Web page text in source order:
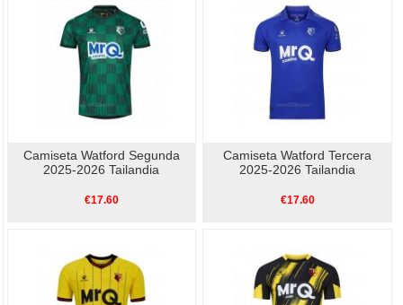
Camiseta Watford Segunda
2025-2026 Tailandia
€17.60
Camiseta Watford Tercera
2025-2026 Tailandia
€17.60